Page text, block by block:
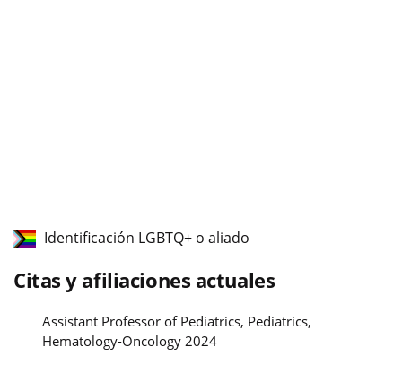
Identificación LGBTQ+ o aliado
Citas y afiliaciones actuales
Assistant Professor of Pediatrics, Pediatrics,
Hematology-Oncology 2024